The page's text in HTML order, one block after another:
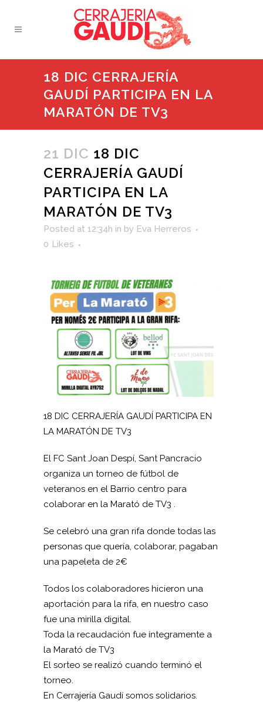
18 DIC CERRAJERÍA
GAUDÍ PARTICIPA EN LA
MARATÓN DE TV3
21 DIC 18 DIC
CERRAJERÍA GAUDÍ
PARTICIPA EN LA
MARATÓN DE TV3
Posted at 12:34h in by Eva Herreros
0 Likes
18 DIC CERRAJERÍA GAUDÍ PARTICIPA EN
LA MARATÓN DE TV3
El FC Sant Joan Despí, Sant Pancracio
organiza un torneo de fútbol de
veteranos en el Barrio centro para
colaborar en la Marató de TV3 .
Se celebró una gran rifa donde todas las
personas que quería, colaborar, pagaban
una papeleta de 2€
Todos los colaboradores hicieron una
aportación para la rifa, en nuestro caso
fue una mirilla digital.
Toda la recaudación fue íntegramente a
la Marató de TV3
El sorteo se realizó cuando terminó el
torneo.
En Cerrajería Gaudí somos solidarios.